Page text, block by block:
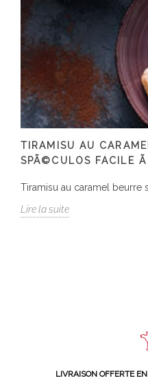
TIRAMISU AU
SPÃ©CULOS FACILE
Tiramisu au caramel beurre
Lire la suite
LIVRAISON OFFERTE